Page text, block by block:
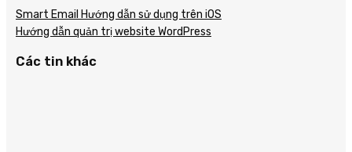
Smart Email Hướng dẫn sử dụng trên iOS
Hướng dẫn quản trị website WordPress
Các tin khác